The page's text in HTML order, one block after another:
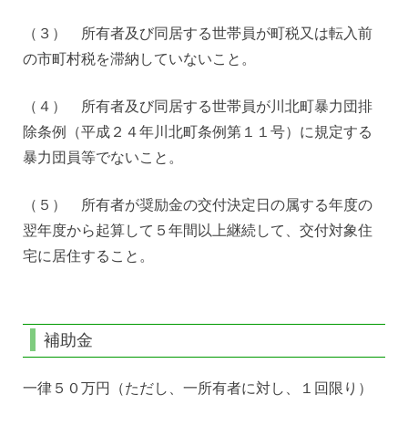
（３） 所有者及び同居する世帯員が町税又は転入前
の市町村税を滞納していないこと。
（４） 所有者及び同居する世帯員が川北町暴力団排
除条例（平成２４年川北町条例第１１号）に規定する
暴力団員等でないこと。
（５） 所有者が奨励金の交付決定日の属する年度の
翌年度から起算して５年間以上継続して、交付対象住
宅に居住すること。
補助金
一律５０万円（ただし、一所有者に対し、１回限り）